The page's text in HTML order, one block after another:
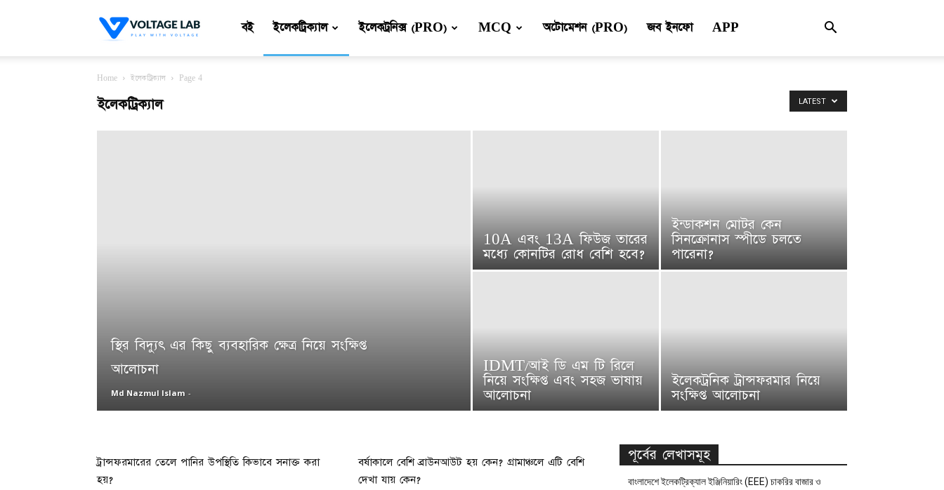
VoltageLab
বই ইলেকট্রিক্যাল ইলেকট্রনিক্স (PRO) MCQ অটোমেশন (PRO) জব ইনফো APP
Home ইলেকট্রিক্যাল Page 4
ইলেকট্রিক্যাল LATEST
স্থির বিদ্যুৎ এর কিছু ব্যবহারিক ক্ষেত্র নিয়ে সংক্ষিপ্ত
আলোচনা
Md Nazmul Islam -
10A এবং 13A ফিউজ তারের
মধ্যে কোনটির রোধ বেশি হবে?
ইন্ডাকশন মোটর কেন
সিনক্রোনাস স্পীডে চলতে
পারেনা?
IDMT/আই ডি এম টি রিলে
নিয়ে সংক্ষিপ্ত এবং সহজ ভাষায়
আলোচনা
ইলেকট্রনিক ট্রান্সফরমার নিয়ে
সংক্ষিপ্ত আলোচনা
ট্রান্সফরমারের তেলে পানির উপস্থিতি কিভাবে সনাক্ত করা
হয়?
বর্ষাকালে বেশি ব্রাউনআউট হয় কেন? গ্রামাঞ্চলে এটি বেশি
দেখা যায় কেন?
পূর্বের লেখাসমূহ
বাংলাদেশে ইলেকট্রিক্যাল ইঞ্জিনিয়ারিং (EEE) চাকরির বাজার ও